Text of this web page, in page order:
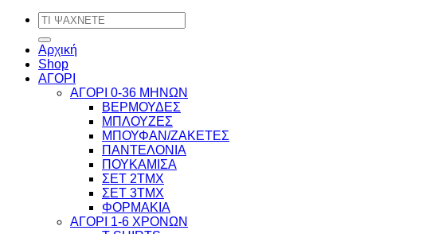
Αναζήτηση
για:
Αρχική
Shop
ΑΓΟΡΙ
ΑΓΟΡΙ 0-36 ΜΗΝΩΝ
ΒΕΡΜΟΥΔΕΣ
ΜΠΛΟΥΖΕΣ
ΜΠΟΥΦΑΝ/ΖΑΚΕΤΕΣ
ΠΑΝΤΕΛΟΝΙΑ
ΠΟΥΚΑΜΙΣΑ
ΣΕΤ 2ΤΜΧ
ΣΕΤ 3ΤΜΧ
ΦΟΡΜΑΚΙΑ
ΑΓΟΡΙ 1-6 ΧΡΟΝΩΝ